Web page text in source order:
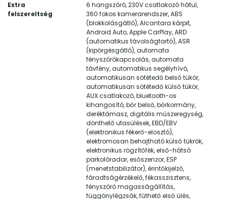
Extra
felszereltség
6 hangszóró, 230V csatlakozó hátul,
360 fokos kamerarendszer, ABS
(blokkolásgátló), Alcantara kárpit,
Android Auto, Apple CarPlay, ARD
(automatikus távolságtartó), ASR
(kipörgésgátló), automata
fényszórókapcsolás, automata
távfény, automatikus segélyhívó,
automatikusan sötétedő belső tükör,
automatikusan sötétedő külső tükör,
AUX csatlakozó, bluetooth-os
kihangosító, bőr belső, bőrkormány,
deréktámasz, digitális műszeregység,
dönthető utasülések, EBD/EBV
(elektronikus fékerő-elosztó),
elektromosan behajtható külső tükrök,
elektronikus rögzítőfék, első-hátsó
parkolóradar, esőszenzor, ESP
(menetstabilizátor), érintőkijelző,
fáradtságérzékelő, fékasszisztens,
fényszóró magasságállítás,
függönylégzsák, fűthető első ülés,